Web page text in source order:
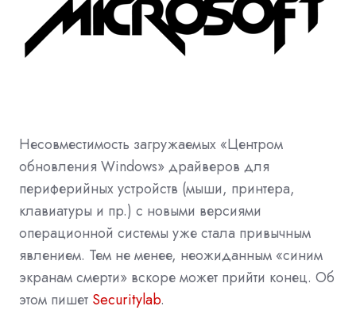
Несовместимость загружаемых «Центром
обновления Windows» драйверов для
периферийных устройств (мыши, принтера,
клавиатуры и пр.) с новыми версиями
операционной системы уже стала привычным
явлением. Тем не менее, неожиданным «синим
экранам смерти» вскоре может прийти конец. Об
этом пишет Securitylab.